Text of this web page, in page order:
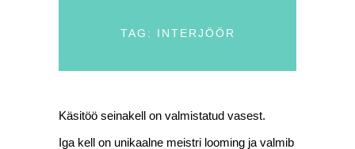
TAG: INTERJÖÖR
Käsitöö seinakell on valmistatud vasest.
Iga kell on unikaalne meistri looming ja valmib